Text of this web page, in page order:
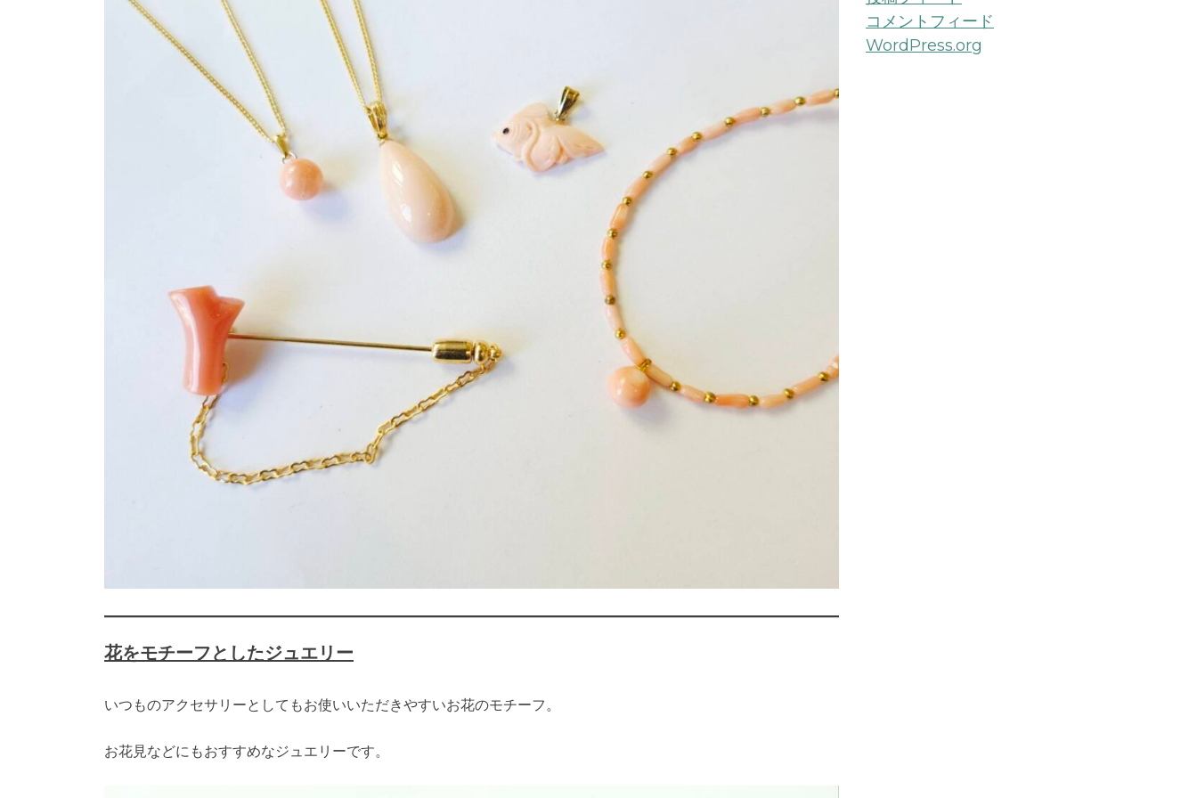
花をモチーフとしたジュエリー
いつものアクセサリーとしてもお使いいただきやすいお花のモチーフ。
お花見などにもおすすめなジュエリーです。
コメントフィード
WordPress.org